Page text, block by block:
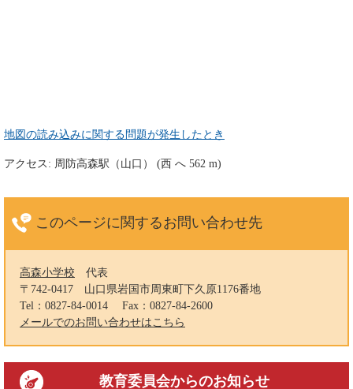
地図の読み込みに関する問題が発生したとき
アクセス: 周防高森駅（山口） (西 へ 562 m)
このページに関するお問い合わせ先
高森小学校
代表
〒742-0417
山口県岩国市周東町下久原1176番地
Tel：0827-84-0014
Fax：0827-84-2600
メールでのお問い合わせはこちら
教育委員会からのお知らせ